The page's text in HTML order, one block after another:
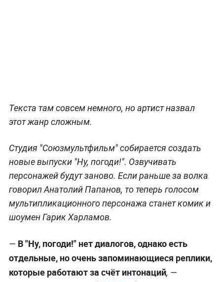
Текста там совсем немного, но артист назвал
этот жанр сложным.
Студия "Союзмультфильм" собирается создать
новые выпуски "Ну, погоди!". Озвучивать
персонажей будут заново. Если раньше за волка
говорил Анатолий Папанов, то теперь голосом
мультипликационного персонажа станет комик и
шоумен Гарик Харламов.
— В "Ну, погоди!" нет диалогов, однако есть
отдельные, но очень запоминающиеся реплики,
которые работают за счёт интонаций, —